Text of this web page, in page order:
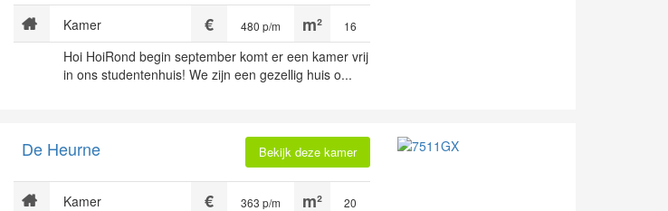
Kamer 16
480 p/m
Hoi HoiRond begin september komt er een kamer vrij
in ons studentenhuis! We zijn een gezellig huis o...
De Heurne Bekijk deze kamer
Kamer 20
363 p/m